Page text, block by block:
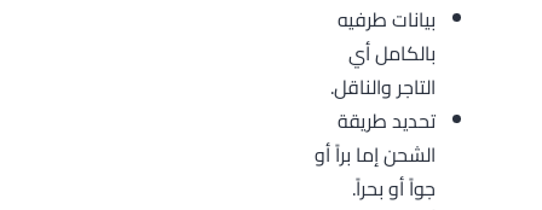
بيانات طرفيه
بالكامل أي
التاجر والناقل.
تحديد طريقة
الشحن إما براً أو
جواً أو بحراً.